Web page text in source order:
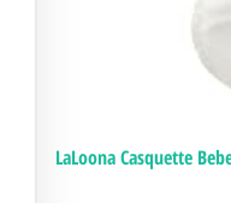
LaLoona Casquette